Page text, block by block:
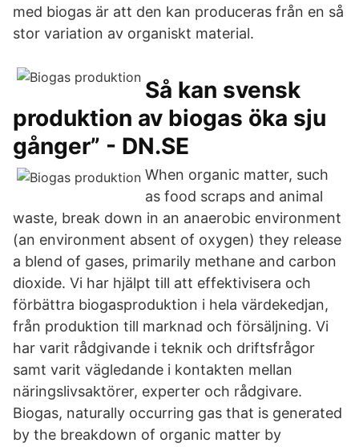
med biogas är att den kan produceras från en så
stor variation av organiskt material.
Så kan svensk
produktion av biogas öka sju
gånger” - DN.SE
When organic matter, such
as food scraps and animal
waste, break down in an anaerobic environment
(an environment absent of oxygen) they release
a blend of gases, primarily methane and carbon
dioxide. Vi har hjälpt till att effektivisera och
förbättra biogasproduktion i hela värdekedjan,
från produktion till marknad och försäljning. Vi
har varit rådgivande i teknik och driftsfrågor
samt varit vägledande i kontakten mellan
näringslivsaktörer, experter och rådgivare.
Biogas, naturally occurring gas that is generated
by the breakdown of organic matter by